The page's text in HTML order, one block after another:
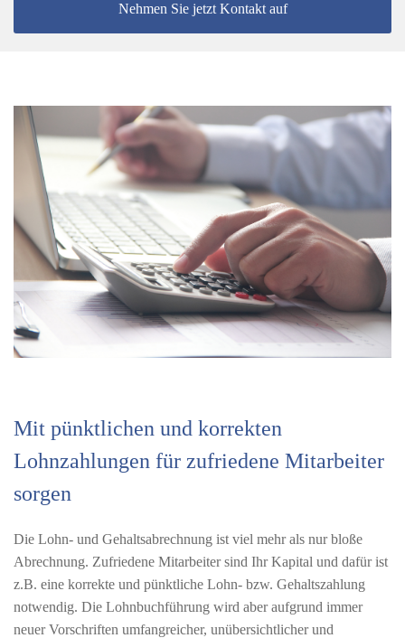
Nehmen Sie jetzt Kontakt auf
Mit pünktlichen und korrekten
Lohnzahlungen für zufriedene Mitarbeiter
sorgen
Die Lohn- und Gehaltsabrechnung ist viel mehr als nur bloße
Abrechnung. Zufriedene Mitarbeiter sind Ihr Kapital und dafür ist
z.B. eine korrekte und pünktliche Lohn- bzw. Gehaltszahlung
notwendig. Die Lohnbuchführung wird aber aufgrund immer
neuer Vorschriften umfangreicher, unübersichtlicher und